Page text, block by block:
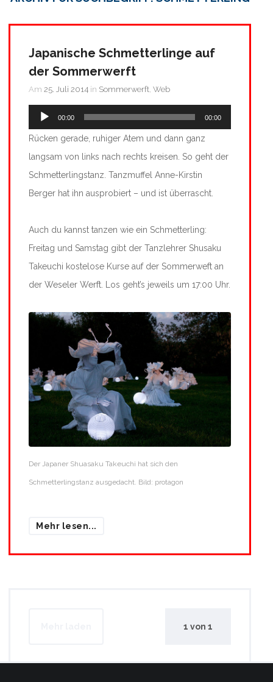
Japanische Schmetterlinge auf
der Sommerwerft
Am 25. Juli 2014 in Sommerwerft Web
Audio-
Player
00:00 00:00
Rücken gerade, ruhiger Atem und dann ganz
langsam von links nach rechts kreisen. So geht der
Schmetterlingstanz. Tanzmuffel Anne-Kirstin
Berger hat ihn ausprobiert – und ist überrascht.
Auch du kannst tanzen wie ein Schmetterling:
Freitag und Samstag gibt der Tanzlehrer Shusaku
Takeuchi kostelose Kurse auf der Sommerweft an
der Weseler Werft. Los geht’s jeweils um 17:00 Uhr.
Der Japaner Shuasaku Takeuchi hat sich den
Schmetterlingstanz ausgedacht. Bild: protagon
Mehr lesen...
1 von 1